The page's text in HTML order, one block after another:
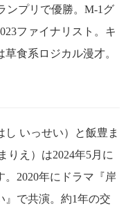
ンプリで優勝。M-1グ
ファイナリスト。キ
食系ロジカル漫才。
し いっせい）と飯豊ま
りえ）は2024年5月に
。2020年にドラマ『岸
』で共演。約1年の交